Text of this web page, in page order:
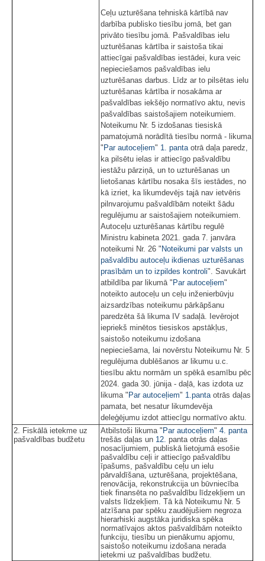
Ceļu uzturēšana tehniskā kārtībā nav
darbība publisko tiesību jomā, bet gan
privāto tiesību jomā. Pašvaldības ielu
uzturēšanas kārtība ir saistoša tikai
attiecīgai pašvaldības iestādei, kura veic
nepieciešamos pašvaldības ielu
uzturēšanas darbus. Līdz ar to pilsētas ielu
uzturēšanas kārtība ir nosakāma ar
pašvaldības iekšējo normatīvo aktu, nevis
pašvaldības saistošajiem noteikumiem.
Noteikumu Nr. 5 izdošanas tiesiskā
pamatojumā norādītā tiesību normā - likuma
" Par autoceļiem" 1. panta otrā daļa paredz,
ka pilsētu ielas ir attiecīgo pašvaldību
iestāžu pārziņā, un to uzturēšanas un
lietošanas kārtību nosaka šīs iestādes, no
kā izriet, ka likumdevējs tajā nav ietvēris
pilnvarojumu pašvaldībām noteikt šādu
regulējumu ar saistošajiem noteikumiem.
Autoceļu uzturēšanas kārtību regulē
Ministru kabineta 2021. gada 7. janvāra
noteikumi Nr. 26 " Noteikumi par valsts un
pašvaldību autoceļu ikdienas uzturēšanas
prasībām un to izpildes kontroli". Savukārt
atbildība par likumā " Par autoceļiem"
noteikto autoceļu un ceļu inženierbūvju
aizsardzības noteikumu pārkāpšanu
paredzēta šā likuma IV sadaļā. Ievērojot
iepriekš minētos tiesiskos apstākļus,
saistošo noteikumu izdošana
nepieciešama, lai novērstu Noteikumu Nr. 5
regulējuma dublēšanos ar likumu u.c.
tiesību aktu normām un spēkā esamību pēc
2024. gada 30. jūnija - daļā, kas izdota uz
likuma " Par autoceļiem" 1.panta otrās daļas
pamata, bet nesatur likumdevēja
deleģējumu izdot attiecīgu normatīvo aktu.
2. Fiskālā ietekme uz
pašvaldības budžetu
Atbilstoši likuma " Par autoceļiem" 4. panta
trešās daļas un 12. panta otrās daļas
nosacījumiem, publiskā lietojumā esošie
pašvaldību ceļi ir attiecīgo pašvaldību
īpašums, pašvaldību ceļu un ielu
pārvaldīšana, uzturēšana, projektēšana,
renovācija, rekonstrukcija un būvniecība
tiek finansēta no pašvaldību līdzekļiem un
valsts līdzekļiem. Tā kā Noteikumu Nr. 5
atzīšana par spēku zaudējušiem negroza
hierarhiski augstāka juridiska spēka
normatīvajos aktos pašvaldībām noteikto
funkciju, tiesību un pienākumu apjomu,
saistošo noteikumu izdošana nerada
ietekmi uz pašvaldības budžetu.